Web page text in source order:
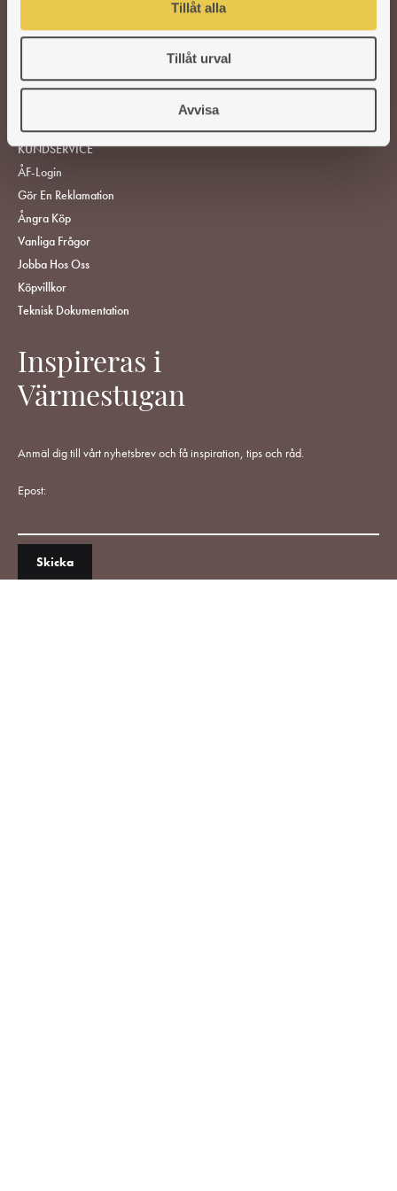
Tillåt alla
Tillåt urval
Avvisa
TILLBEHÖR
RESERVDELAR
KUNDSERVICE
ÅF-Login
Gör En Reklamation
Ångra Köp
Vanliga Frågor
Jobba Hos Oss
Köpvillkor
Teknisk Dokumentation
Inspireras i
Värmestugan
Anmäl dig till vårt nyhetsbrev och få inspiration, tips och råd.
Epost: